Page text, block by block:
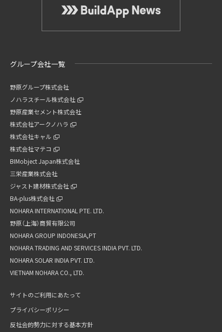
グループ会社一覧
野原グループ株式会社
ノハラスチール株式会社
野原産業セメント株式会社
株式会社アークノハラ
株式会社キャル
株式会社マテコ
BIMobject Japan株式会社
三栄産業株式会社
ジャスト建材株式会社
BA-plus株式会社
NOHARA INTERNATIONAL PTE. LTD.
野原（上海）商貿有限公司
NOHARA GROUP INDONESIA,PT
NOHARA TRADING AND SERVICES INDIA PVT. LTD.
NOHARA SOLAR INDIA PVT. LTD.
VIETNAM NOHARA CO., LTD.
サイトのご利用にあたって
プライバシーポリシー
反社会的勢力に対する基本方針